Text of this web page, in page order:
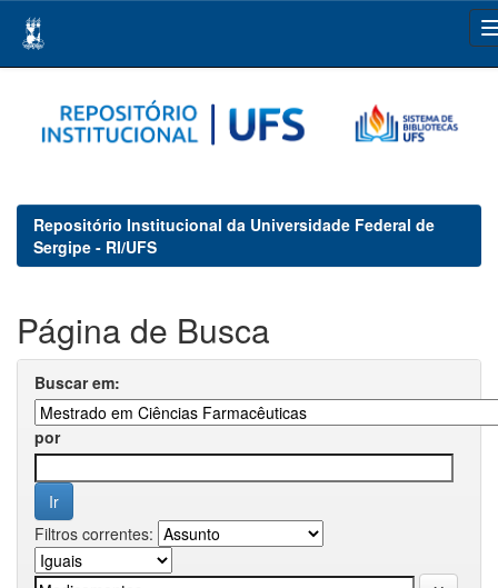
navigation
Repositório Institucional da Universidade Federal de
Sergipe - RI/UFS
Página de Busca
Buscar em:
por
Filtros correntes: